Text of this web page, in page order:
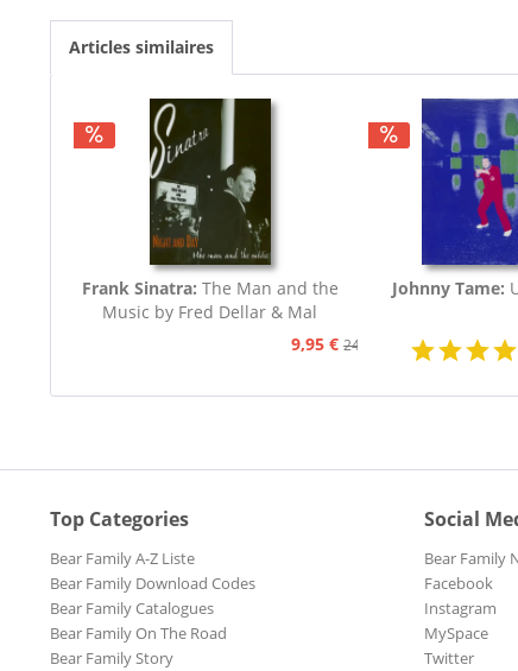
Articles similaires
Frank Sinatra: The Man and the
Music by Fred Dellar & Mal
9,95 € 24,95 €
Johnny Tame:
Top Categories
Bear Family A-Z Liste
Bear Family Download Codes
Bear Family Catalogues
Bear Family On The Road
Bear Family Story
Social
Bear Family
Facebook
Instagram
MySpace
Twitter